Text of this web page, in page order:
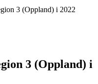
3 (Oppland) i 2022
3 (Oppland) i